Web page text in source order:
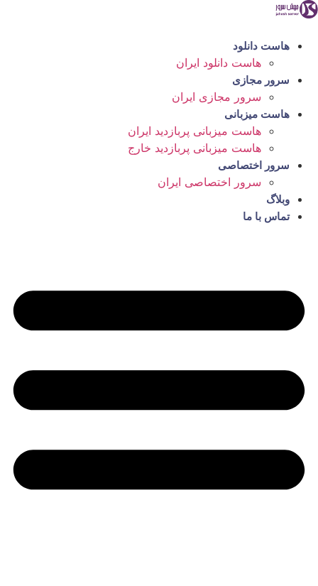
پرش
محتوا
هاست دانلود
هاست دانلود ایران
سرور مجازی
سرور مجازی ایران
هاست میزبانی
هاست میزبانی پربازدید ایران
هاست میزبانی پربازدید خارج
سرور اختصاصی
سرور اختصاصی ایران
وبلاگ
تماس با ما